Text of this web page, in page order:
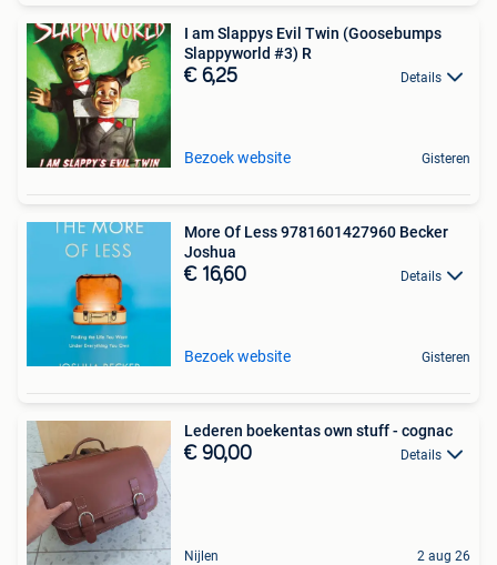
I am Slappys Evil Twin (Goosebumps
Slappyworld #3) R
€ 6,25 Details
Bezoek website Gisteren
More Of Less 9781601427960 Becker
Joshua
€ 16,60 Details
Bezoek website Gisteren
Lederen boekentas own stuff - cognac
€ 90,00 Details
Nijlen 2 aug 26